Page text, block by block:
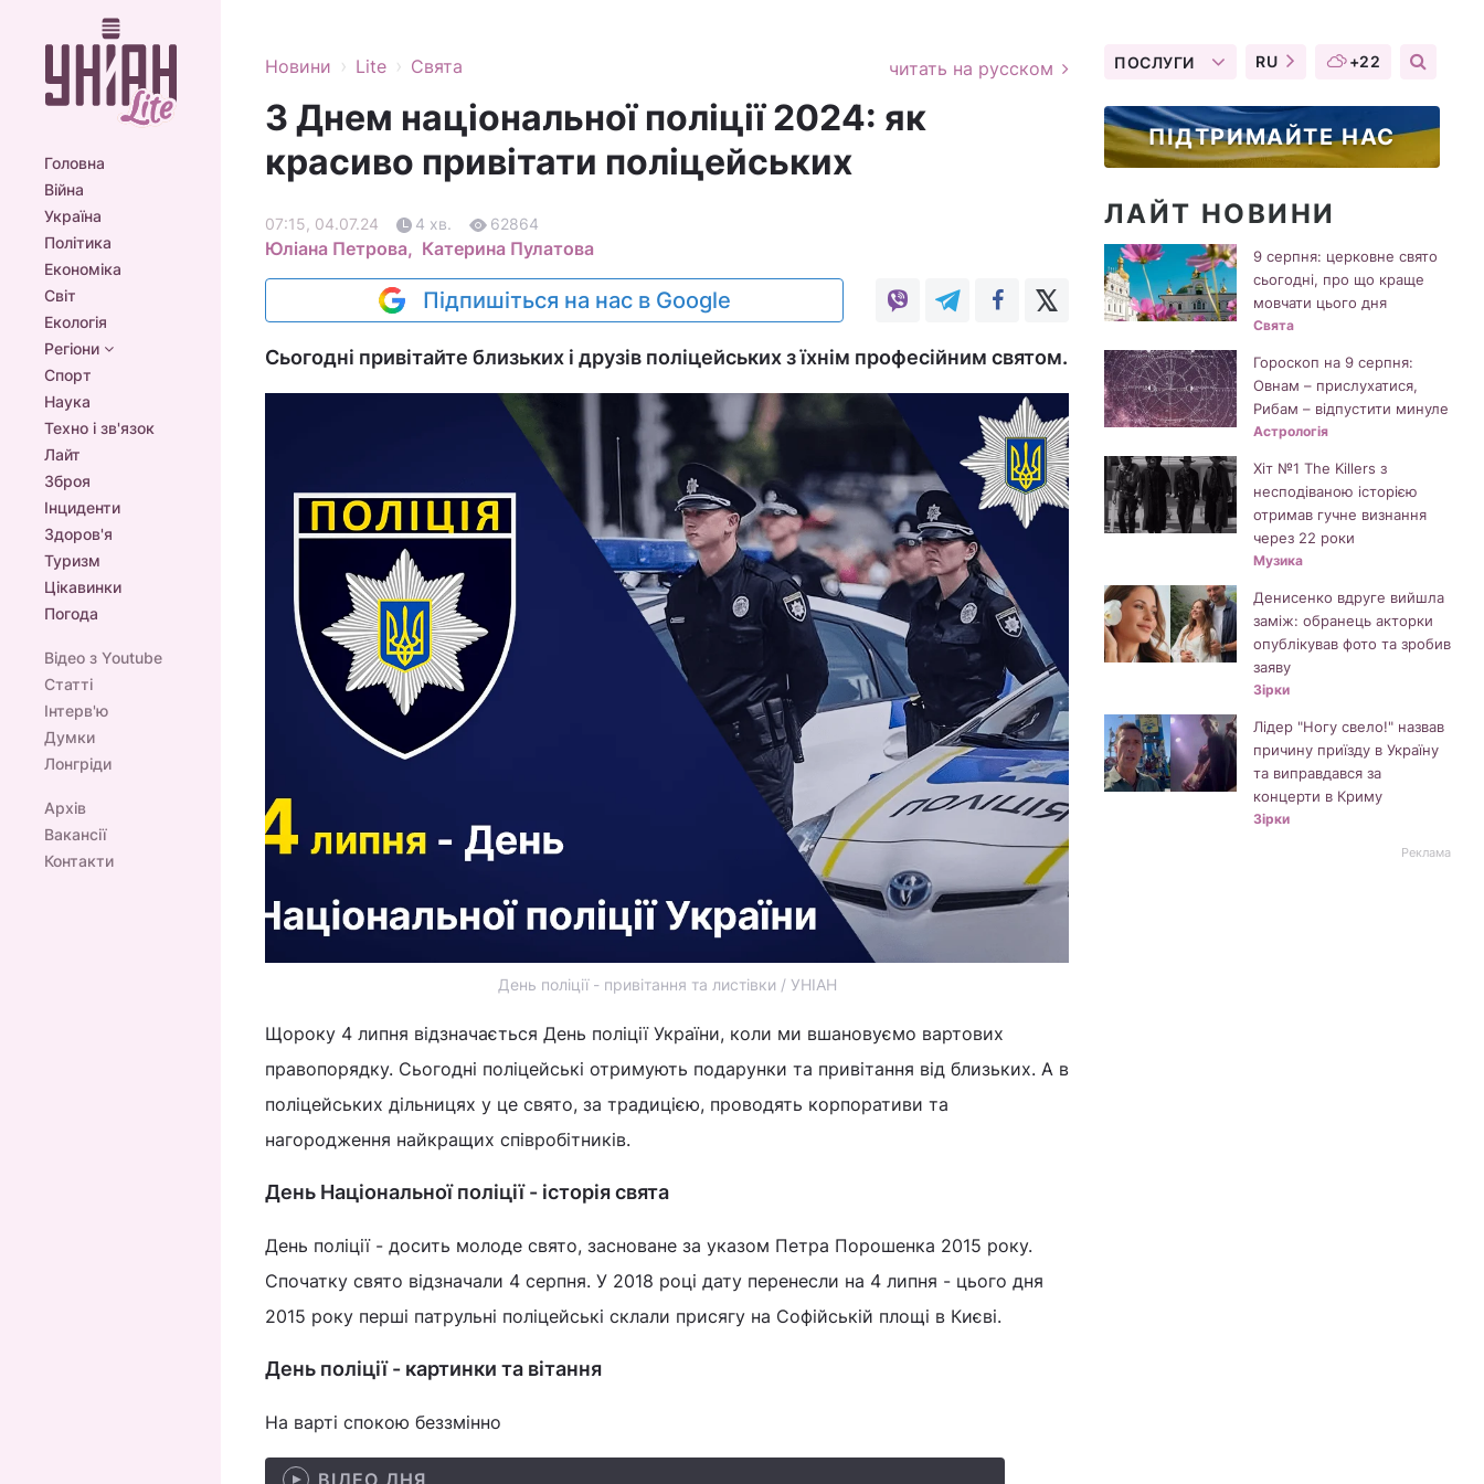
Головна
Війна
Україна
Політика
Економіка
Світ
Екологія
Регіони
Спорт
Наука
Техно і зв'язок
Лайт
Зброя
Інциденти
Здоров'я
Туризм
Цікавинки
Погода
Відео з Youtube
Статті
Інтерв'ю
Думки
Лонгріди
Архів
Вакансії
Контакти
Новини › Lite › Свята читать на русском
З Днем національної поліції 2024: як
красиво привітати поліцейських
Юліана Петрова, Катерина Пулатова
07:15, 04.07.24 4 хв. 62864
Підпишіться на нас в Google
Сьогодні привітайте близьких і друзів поліцейських з їхнім професійним святом.
День поліції - привітання та листівки / УНІАН
Щороку 4 липня відзначається День поліції України, коли ми вшановуємо вартових
правопорядку. Сьогодні поліцейські отримують подарунки та привітання від близьких. А в
поліцейських дільницях у це свято, за традицією, проводять корпоративи та
нагородження найкращих співробітників.
День Національної поліції - історія свята
День поліції - досить молоде свято, засноване за указом Петра Порошенка 2015 року.
Спочатку свято відзначали 4 серпня. У 2018 році дату перенесли на 4 липня - цього дня
2015 року перші патрульні поліцейські склали присягу на Софійській площі в Києві.
День поліції - картинки та вітання
На варті спокою беззмінно
ВІДЕО ДНЯ
ПОСЛУГИ RU +22
ПІДТРИМАЙТЕ НАС
ЛАЙТ НОВИНИ
9 серпня: церковне свято
сьогодні, про що краще
мовчати цього дня
Свята
Гороскоп на 9 серпня:
Овнам – прислухатися,
Рибам – відпустити минуле
Астрологія
Хіт №1 The Killers з
несподіваною історією
отримав гучне визнання
через 22 роки
Музика
Денисенко вдруге вийшла
заміж: обранець акторки
опублікував фото та зробив
заяву
Зірки
Лідер "Ногу свело!" назвав
причину приїзду в Україну
та виправдався за
концерти в Криму
Зірки
Реклама